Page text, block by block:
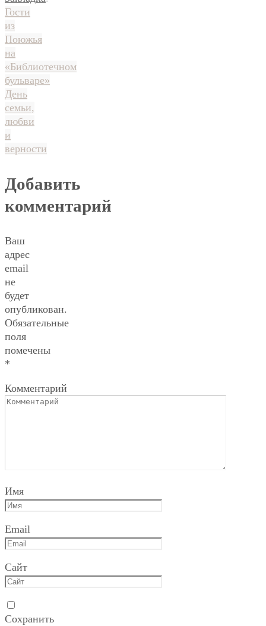
Гости
из
Поюжья
на
«Библиотечном
бульваре»
День
семьи,
любви
и
верности
Добавить
комментарий
Ваш
адрес
email
не
будет
опубликован.
Обязательные
поля
помечены
*
Комментарий
Имя
Email
Сайт
Сохранить